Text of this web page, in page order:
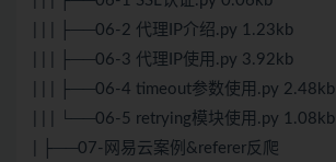
| | | ├──06-2 代理IP介绍.py 1.23kb
| | | ├──06-3 代理IP使用.py 3.92kb
| | | ├──06-4 timeout参数使用.py 2.48kb
| | | └──06-5 retrying模块使用.py 1.08kb
| ├──07-网易云案例&referer反爬